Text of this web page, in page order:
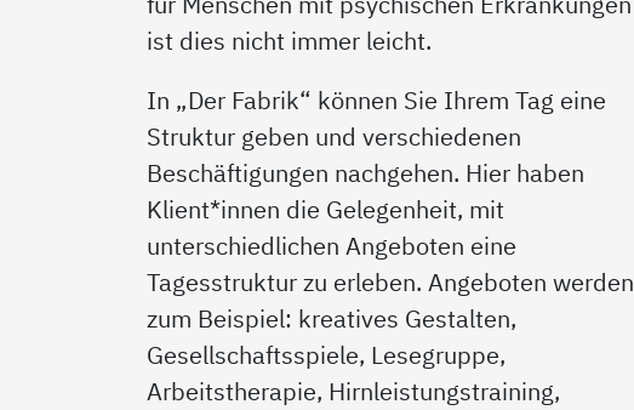
ist dies nicht immer leicht.
In „Der Fabrik“ können Sie Ihrem Tag eine
Struktur geben und verschiedenen
Beschäftigungen nachgehen. Hier haben
Klient*innen die Gelegenheit, mit
unterschiedlichen Angeboten eine
Tagesstruktur zu erleben. Angeboten werden
zum Beispiel: kreatives Gestalten,
Gesellschaftsspiele, Lesegruppe,
Arbeitstherapie, Hirnleistungstraining,